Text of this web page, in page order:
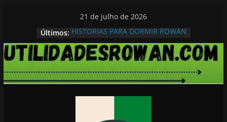
conteúdo
21 de julho de 2026
Últimos: HISTORIAS PARA DORMIR ROWAN